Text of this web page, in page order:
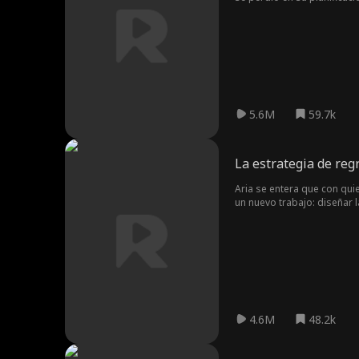
5.6M 59.7k
La estrategia de
Aria se entera que con
un nuevo trabajo: diseñar
4.6M 48.2k